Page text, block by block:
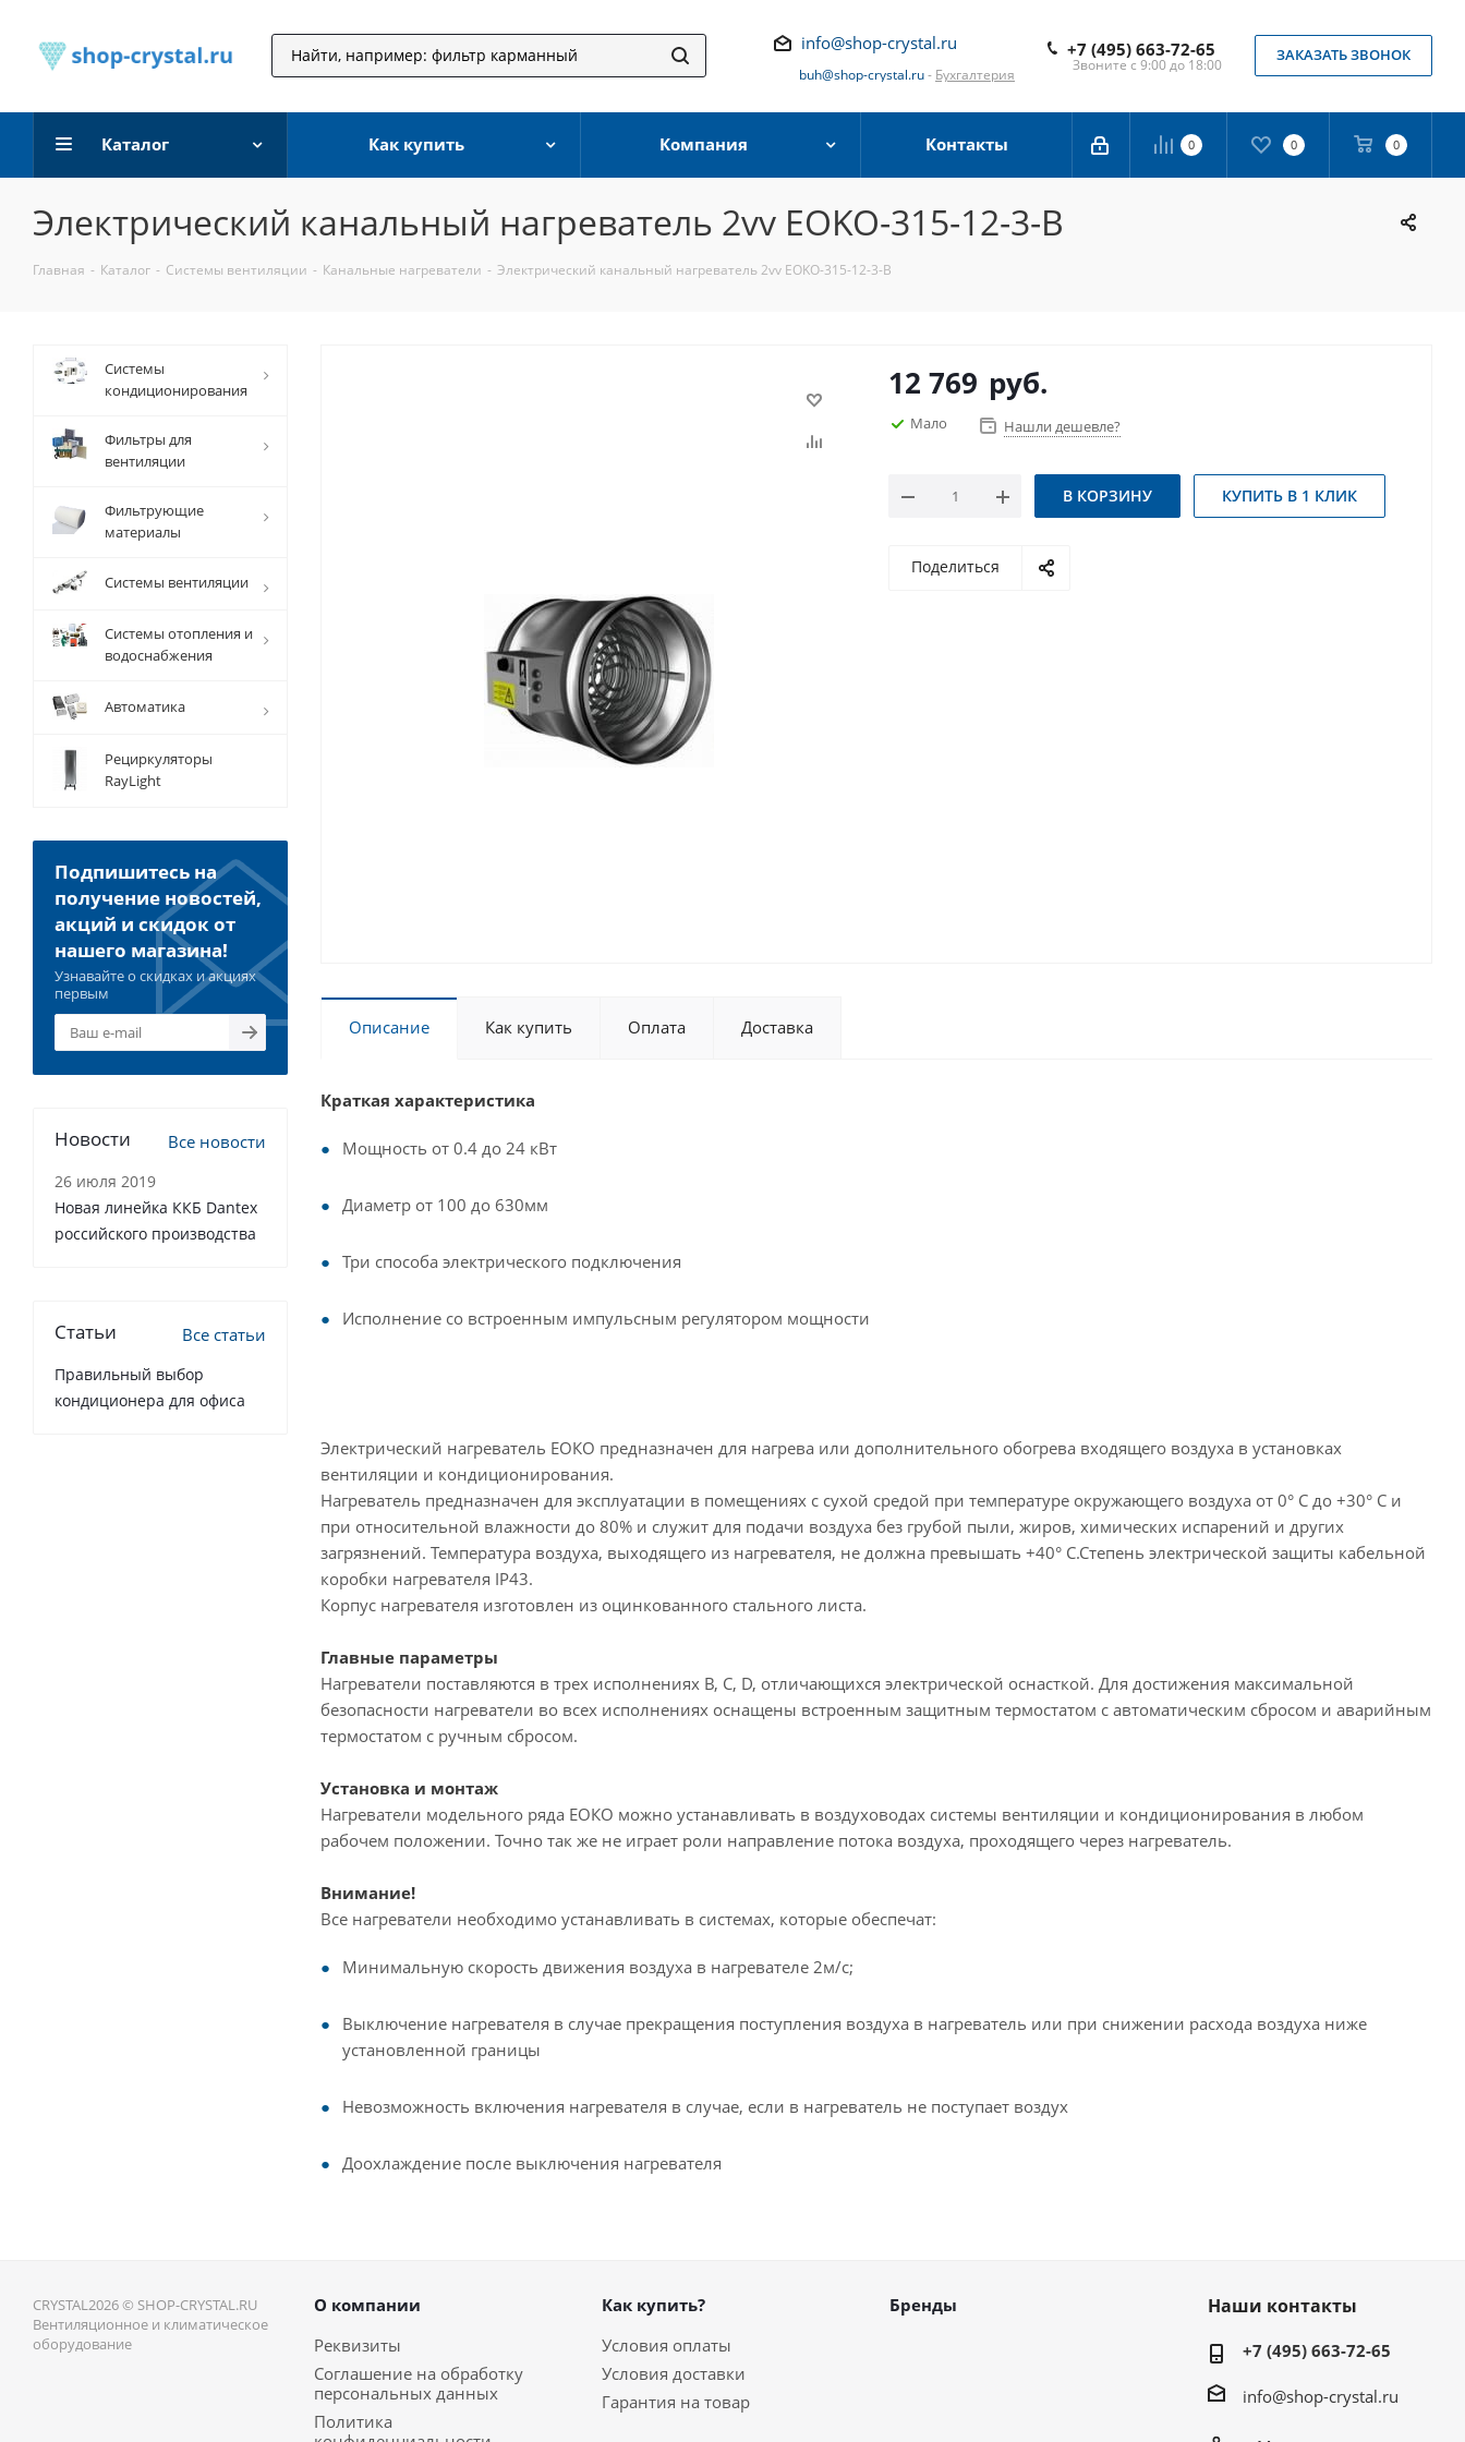
info@shop-crystal.ru
buh@shop-crystal.ru- Бухгалтерия
+7 (495) 663-72-65
Звоните с 9:00 до 18:00
ЗАКАЗАТЬ ЗВОНОК
0 0 0
Каталог Как купить Компания Контакты
Электрический канальный нагреватель 2vv EOKO-315-12-3-B
Главная - Каталог - Системы вентиляции - Канальные нагреватели - Электрический канальный нагреватель 2vv EOKO-315-12-3-B
12 769 руб.
Мало Нашли дешевле?
В КОРЗИНУ КУПИТЬ В 1 КЛИК
Поделиться
Описание Как купить Оплата Доставка
Краткая характеристика
Мощность от 0.4 до 24 кВт
Диаметр от 100 до 630мм
Три способа электрического подключения
Исполнение со встроенным импульсным регулятором мощности
Электрический нагреватель ЕОКО предназначен для нагрева или дополнительного обогрева входящего воздуха в установках
вентиляции и кондиционирования.
Нагреватель предназначен для эксплуатации в помещениях с сухой средой при температуре окружающего воздуха от 0° С до +30° С и
при относительной влажности до 80% и служит для подачи воздуха без грубой пыли, жиров, химических испарений и других
загрязнений. Температура воздуха, выходящего из нагревателя, не должна превышать +40° С.Степень электрической защиты кабельной
коробки нагревателя IP43.
Корпус нагревателя изготовлен из оцинкованного стального листа.
Главные параметры
Нагреватели поставляются в трех исполнениях B, C, D, отличающихся электрической оснасткой. Для достижения максимальной
безопасности нагреватели во всех исполнениях оснащены встроенным защитным термостатом с автоматическим сбросом и аварийным
термостатом с ручным сбросом.
Установка и монтаж
Нагреватели модельного ряда ЕОКО можно устанавливать в воздуховодах системы вентиляции и кондиционирования в любом
рабочем положении. Точно так же не играет роли направление потока воздуха, проходящего через нагреватель.
Внимание!
Все нагреватели необходимо устанавливать в системах, которые обеспечат:
Минимальную скорость движения воздуха в нагревателе 2м/с;
Выключение нагревателя в случае прекращения поступления воздуха в нагреватель или при снижении расхода воздуха ниже
установленной границы
Невозможность включения нагревателя в случае, если в нагреватель не поступает воздух
Доохлаждение после выключения нагревателя
Системы
кондиционирования
Фильтры для
вентиляции
Фильтрующие
материалы
Системы вентиляции
Системы отопления и
водоснабжения
Автоматика
Рециркуляторы
RayLight
Подпишитесь на
получение новостей,
акций и скидок от
нашего магазина!
Узнавайте о скидках и акциях
первым
Новости Все новости
26 июля 2019
Новая линейка ККБ Dantex
российского производства
Статьи Все статьи
Правильный выбор
кондиционера для офиса
CRYSTAL2026 © SHOP-CRYSTAL.RU
Вентиляционное и климатическое
оборудование
О компании
Реквизиты
Соглашение на обработку
персональных данных
Политика
Как купить?
Условия оплаты
Условия доставки
Гарантия на товар
Бренды Наши контакты
+7 (495) 663-72-65
info@shop-crystal.ru